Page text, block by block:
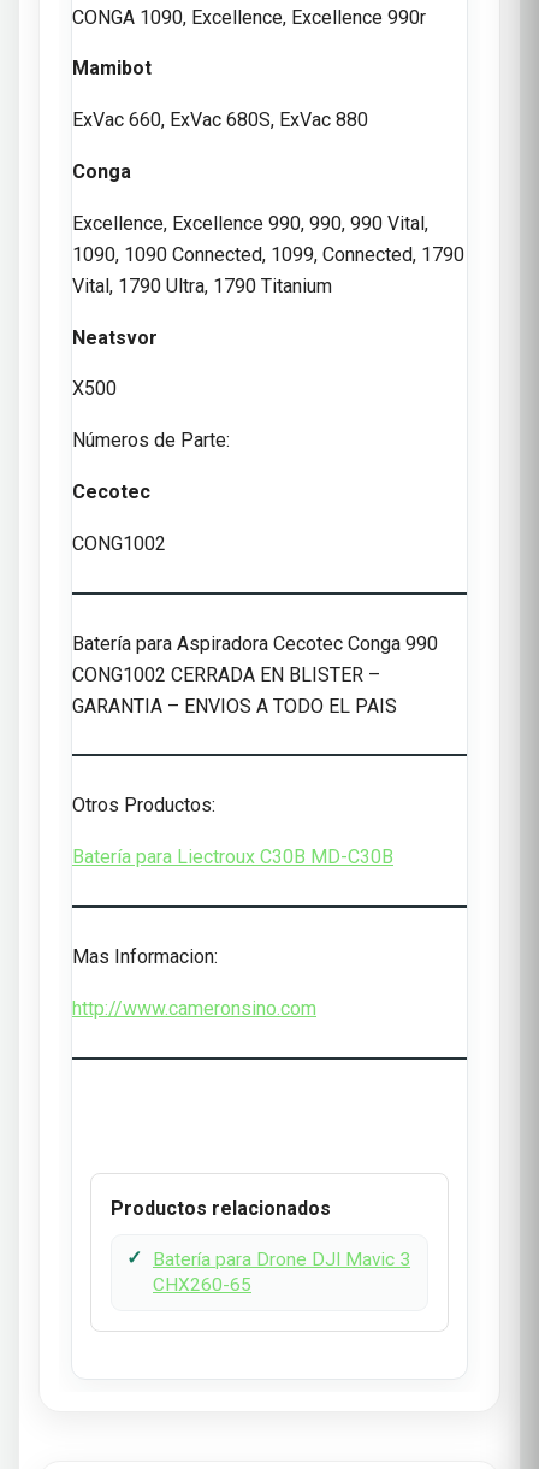
CONGA 1090, Excellence, Excellence 990r
Mamibot
ExVac 660, ExVac 680S, ExVac 880
Conga
Excellence, Excellence 990, 990, 990 Vital,
1090, 1090 Connected, 1099, Connected, 1790
Vital, 1790 Ultra, 1790 Titanium
Neatsvor
X500
Números de Parte:
Cecotec
CONG1002
Batería para Aspiradora Cecotec Conga 990
CONG1002 CERRADA EN BLISTER –
GARANTIA – ENVIOS A TODO EL PAIS
Otros Productos:
Batería para Liectroux C30B MD-C30B
Mas Informacion:
http://www.cameronsino.com
Productos relacionados
Batería para Drone DJI Mavic 3
CHX260-65